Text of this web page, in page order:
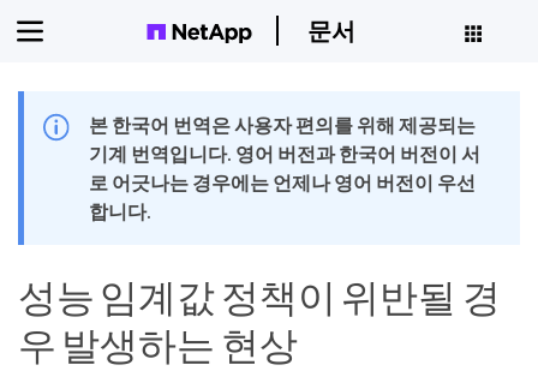
문서
본 한국어 번역은 사용자 편의를 위해 제공되는
기계 번역입니다. 영어 버전과 한국어 버전이 서
로 어긋나는 경우에는 언제나 영어 버전이 우선
합니다.
성능 임계값 정책이 위반될 경
우 발생하는 현상